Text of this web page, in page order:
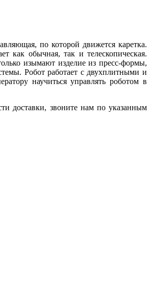
по которой движется каретка.
как обычная, так и телескопическая.
изымают изделие из пресс-формы,
Робот работает с двухплитными и
научиться управлять роботом в
доставки, звоните нам по указанным